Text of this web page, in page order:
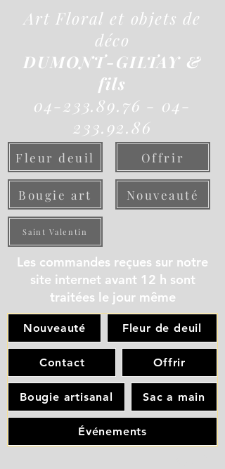
Art Floral et objets de
déco
DUMONT-GILTAY &
fils
04-233.89.76 - 04-
233.92.86
Fleur deuil Offrir
Bougie art Nouveauté
Saint Valentin
Les commandes reçues sur notre
site internet avant 12 h sont
traitées le jour même
Nouveauté Fleur de deuil
Contact Offrir
Bougie artisanal Sac a main
Événements